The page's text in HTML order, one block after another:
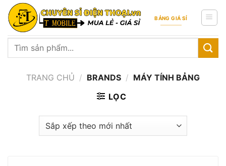
Skip
content
BẢNG GIÁ SỈ
Tìm
TRANG CHỦ / BRANDS / MÁY TÍNH BẢNG
LỌC